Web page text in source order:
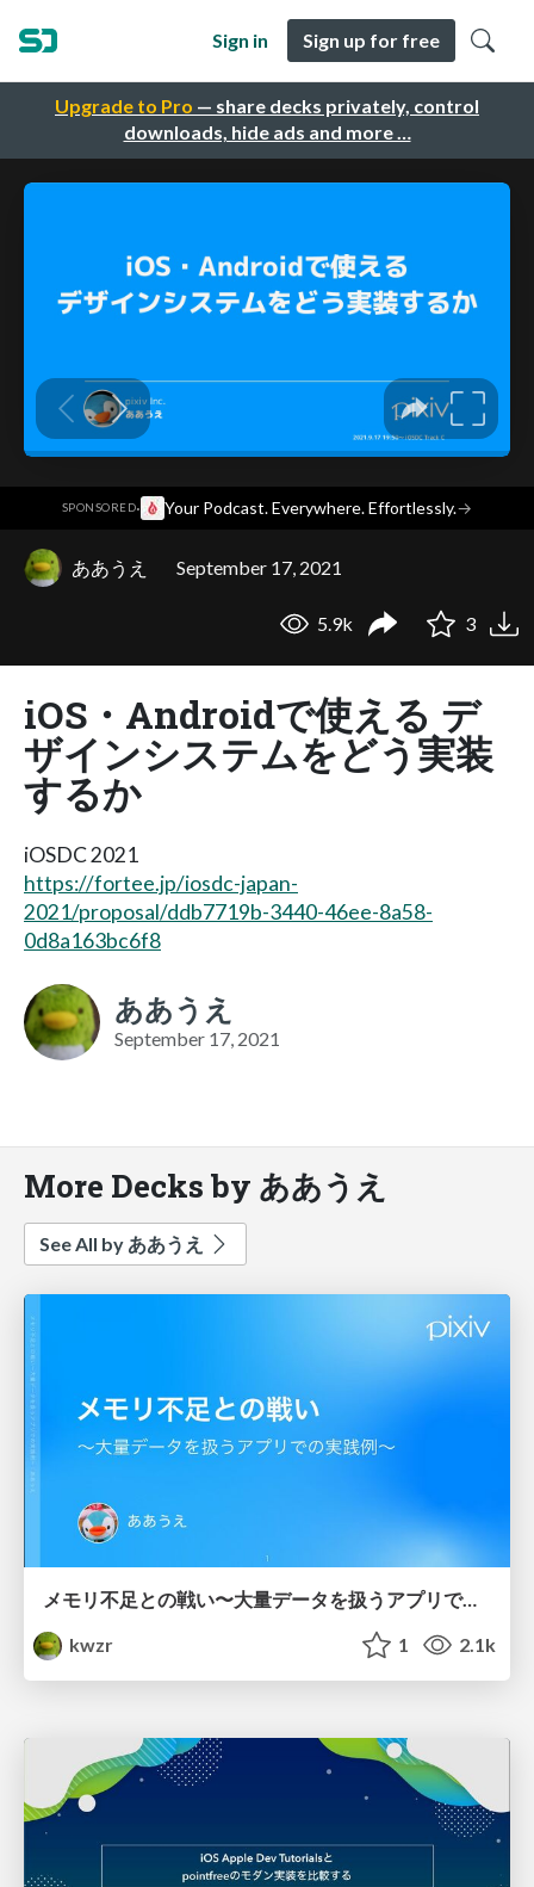
Upgrade to Pro — share decks privately, control
downloads, hide ads and more …
Sign in Sign up for free
SPONSORED· Your Podcast. Everywhere. Effortlessly.→
ああうえ September 17, 2021
5.9k 3
iOS・Androidで使える デ
ザインシステムをどう実装
するか
iOSDC 2021
https://fortee.jp/iosdc-japan-
2021/proposal/ddb7719b-3440-46ee-8a58-
0d8a163bc6f8
ああうえ
September 17, 2021
More Decks by ああうえ
See All by ああうえ
メモリ不足との戦い〜大量データを扱うアプリでの実践例〜
kwzr
1 2.1k